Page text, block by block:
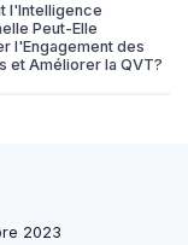
l'Intelligence
Peut-Elle
l'Engagement des
et Améliorer la QVT?
2023